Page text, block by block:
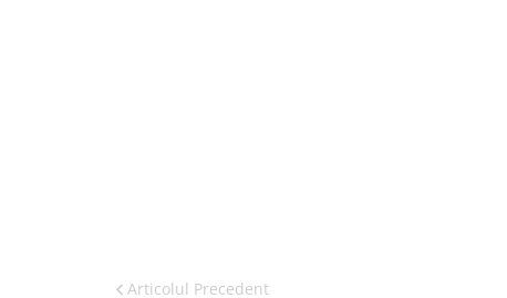
Articolul Precedent